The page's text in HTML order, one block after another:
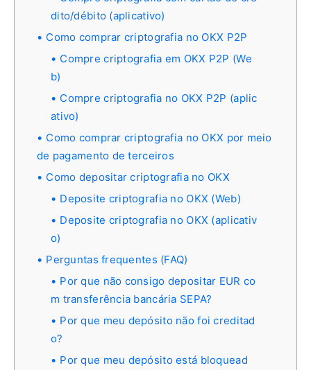
dito/débito (aplicativo)
Como comprar criptografia no OKX P2P
Compre criptografia em OKX P2P (We
b)
Compre criptografia no OKX P2P (aplic
ativo)
Como comprar criptografia no OKX por meio
de pagamento de terceiros
Como depositar criptografia no OKX
Deposite criptografia no OKX (Web)
Deposite criptografia no OKX (aplicativ
o)
Perguntas frequentes (FAQ)
Por que não consigo depositar EUR co
m transferência bancária SEPA?
Por que meu depósito não foi creditad
o?
Por que meu depósito está bloquead